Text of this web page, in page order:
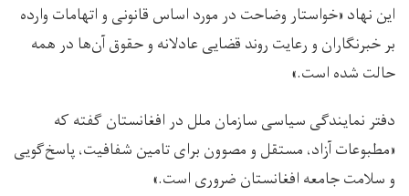
این نهاد «خواستار وضاحت در مورد اساس قانونی و اتهامات وارده
بر خبرنگاران و رعایت روند قضایی عادلانه و حقوق آن‌ها در همه
حالت شده است.»
دفتر نمایندگی سیاسی سازمان ملل در افغانستان گفته که
«مطبوعات آزاد، مستقل و مصوون برای تامین شفافیت، پاسخ‌گویی
و سلامت جامعه افغانستان ضروری است.»